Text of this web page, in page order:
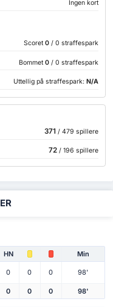
Ingen kort
Scoret 0 / 0 straffespark
Bommet 0 / 0 straffespark
Uttellig på straffespark: N/A
371 / 479 spillere
72/ 196 spillere
HN Min
0 0 0 98'
0 0 0 98'